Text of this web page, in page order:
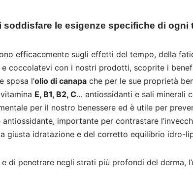
le esigenze specifiche di
efficacemente sugli effetti del tempo, della
coccolatevi con i nostri prodotti, scoprite i
sposa l’olio di canapa che per le sue proprietà
E, B1, B2, C… antiossidanti e sali minerali
per il nostro benessere ed è utile per
antiossidante, importante per contrastare
giusta idratazione e del corretto equilibrio idro-
di penetrare negli strati più profondi del derma,